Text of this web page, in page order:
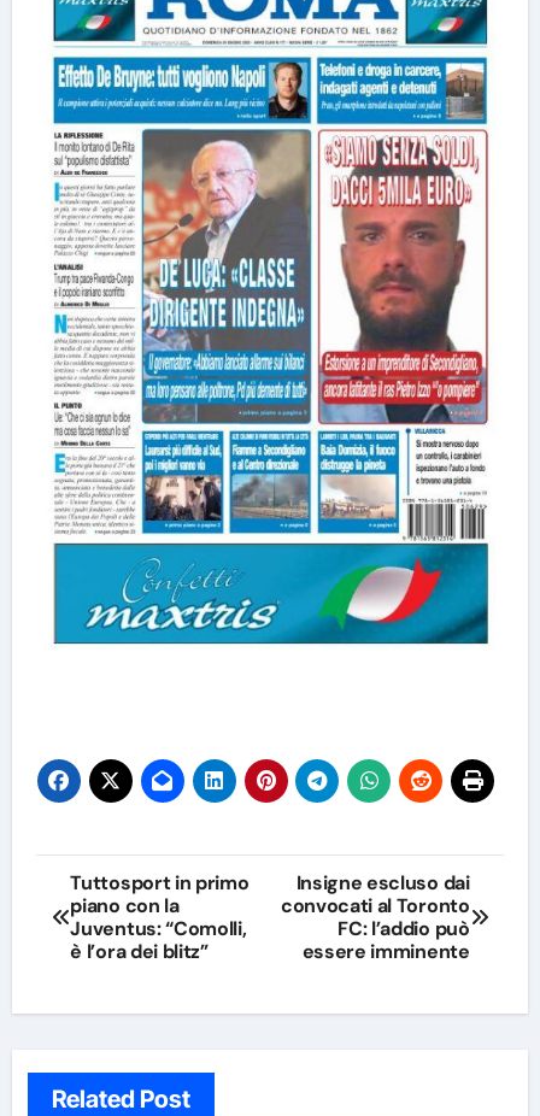
Navigazione
articoli
Tuttosport in primo
piano con la
Juventus: “Comolli,
è l’ora dei blitz”
Insigne escluso dai
convocati al Toronto
FC: l’addio può
essere imminente
Related Post